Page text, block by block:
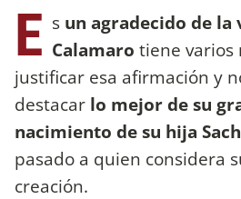
E s un agradecido de la
Calamaro tiene varios
justificar esa afirmación y
destacar lo mejor de su
nacimiento de su hija
pasado a quien considera
creación.